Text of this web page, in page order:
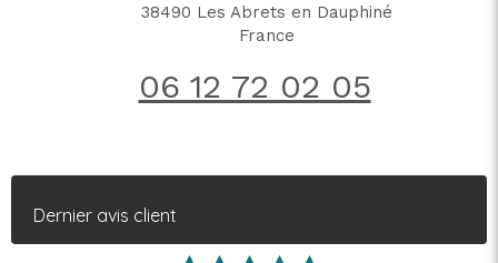
38490 Les Abrets en Dauphiné
France
06 12 72 02 05
Dernier avis client